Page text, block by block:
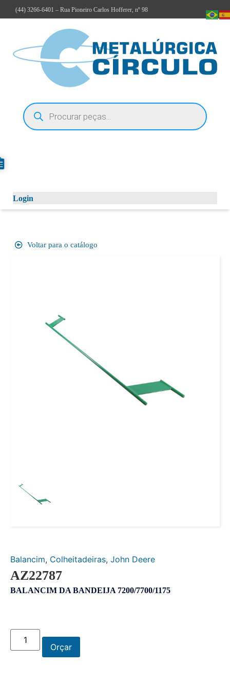
(44) 3266-6401 – Rua Pioneiro Carlos Hofferer, nº 98
Login
Voltar para o catálogo
Balancim, Colheitadeiras, John Deere
AZ22787
BALANCIM DA BANDEIJA 7200/7700/1175
Orçar